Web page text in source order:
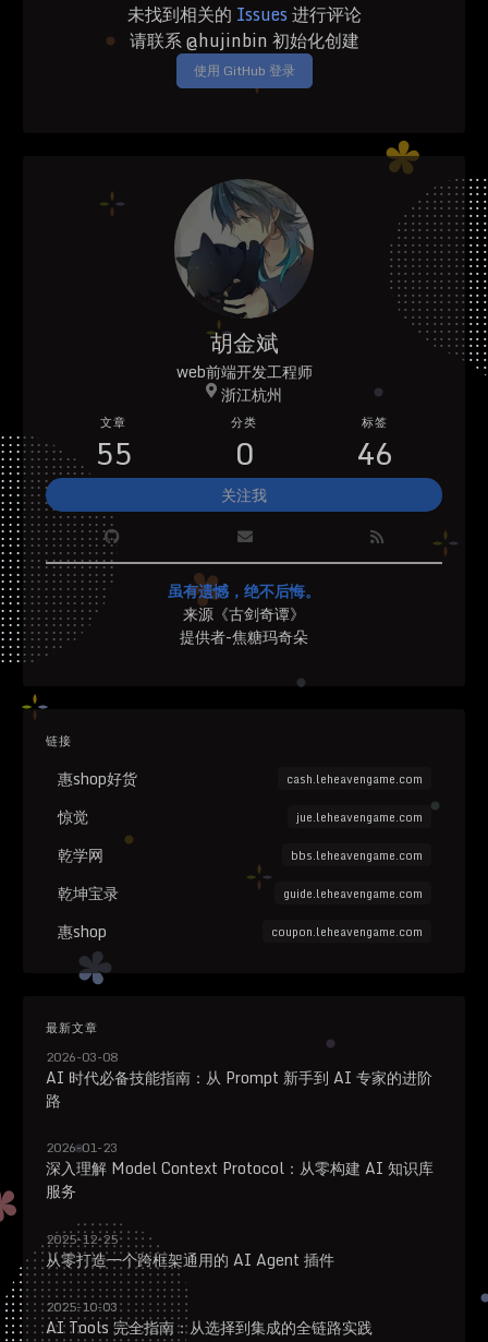
未找到相关的 Issues进行评论
请联系 @hujinbin 初始化创建
使用 GitHub 登录
胡金斌
web前端开发工程师
浙江杭州
文章
55
分类
0
标签
46
关注我
虽有遗憾，绝不后悔。
来源《古剑奇谭》
提供者-焦糖玛奇朵
链接
惠shop好货 cash.leheavengame.com
惊觉 jue.leheavengame.com
乾学网 bbs.leheavengame.com
乾坤宝录 guide.leheavengame.com
惠shop coupon.leheavengame.com
最新文章
2026-03-08
AI 时代必备技能指南：从 Prompt 新手到 AI 专家的进阶
路
2026-01-23
深入理解 Model Context Protocol：从零构建 AI 知识库
服务
2025-12-25
从零打造一个跨框架通用的 AI Agent 插件
2025-10-03
AI Tools 完全指南：从选择到集成的全链路实践